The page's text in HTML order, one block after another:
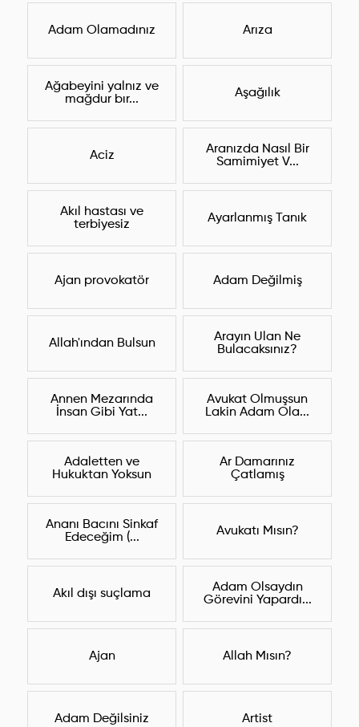
Adam Olamadınız Arıza
Ağabeyini yalnız ve
mağdur bır...
Aşağılık
Aciz
Aranızda Nasıl Bir
Samimiyet V...
Akıl hastası ve
terbiyesiz
Ayarlanmış Tanık
Ajan provokatör Adam Değilmiş
Allah'ından Bulsun
Arayın Ulan Ne
Bulacaksınız?
Annen Mezarında
İnsan Gibi Yat...
Avukat Olmuşsun
Lakin Adam Ola...
Adaletten ve
Hukuktan Yoksun
Ar Damarınız
Çatlamış
Ananı Bacını Sinkaf
Edeceğim (...
Avukatı Mısın?
Akıl dışı suçlama
Adam Olsaydın
Görevini Yapardı...
Ajan Allah Mısın?
Adam Değilsiniz Artist